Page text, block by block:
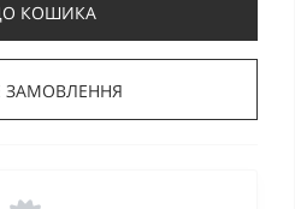
КОШИКА